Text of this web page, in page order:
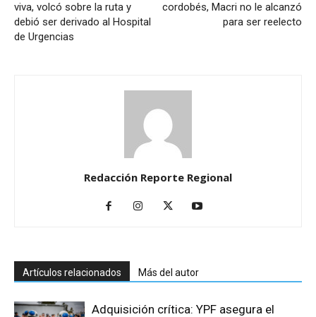
viva, volcó sobre la ruta y
debió ser derivado al Hospital
de Urgencias
cordobés, Macri no le alcanzó
para ser reelecto
Redacción Reporte Regional
Artículos relacionados Más del autor
Adquisición crítica: YPF asegura el